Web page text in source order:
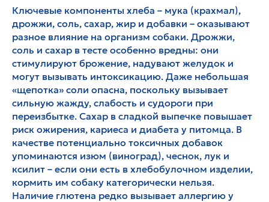
Ключевые компоненты хлеба – мука (крахмал),
дрожжи, соль, сахар, жир и добавки – оказывают
разное влияние на организм собаки. Дрожжи,
соль и сахар в тесте особенно вредны: они
стимулируют брожение, надувают желудок и
могут вызывать интоксикацию. Даже небольшая
«щепотка» соли опасна, поскольку вызывает
сильную жажду, слабость и судороги при
переизбытке. Сахар в сладкой выпечке повышает
риск ожирения, кариеса и диабета у питомца. В
качестве потенциально токсичных добавок
упоминаются изюм (виноград), чеснок, лук и
ксилит – если они есть в хлебобулочном изделии,
кормить им собаку категорически нельзя.
Наличие глютена редко вызывает аллергию у